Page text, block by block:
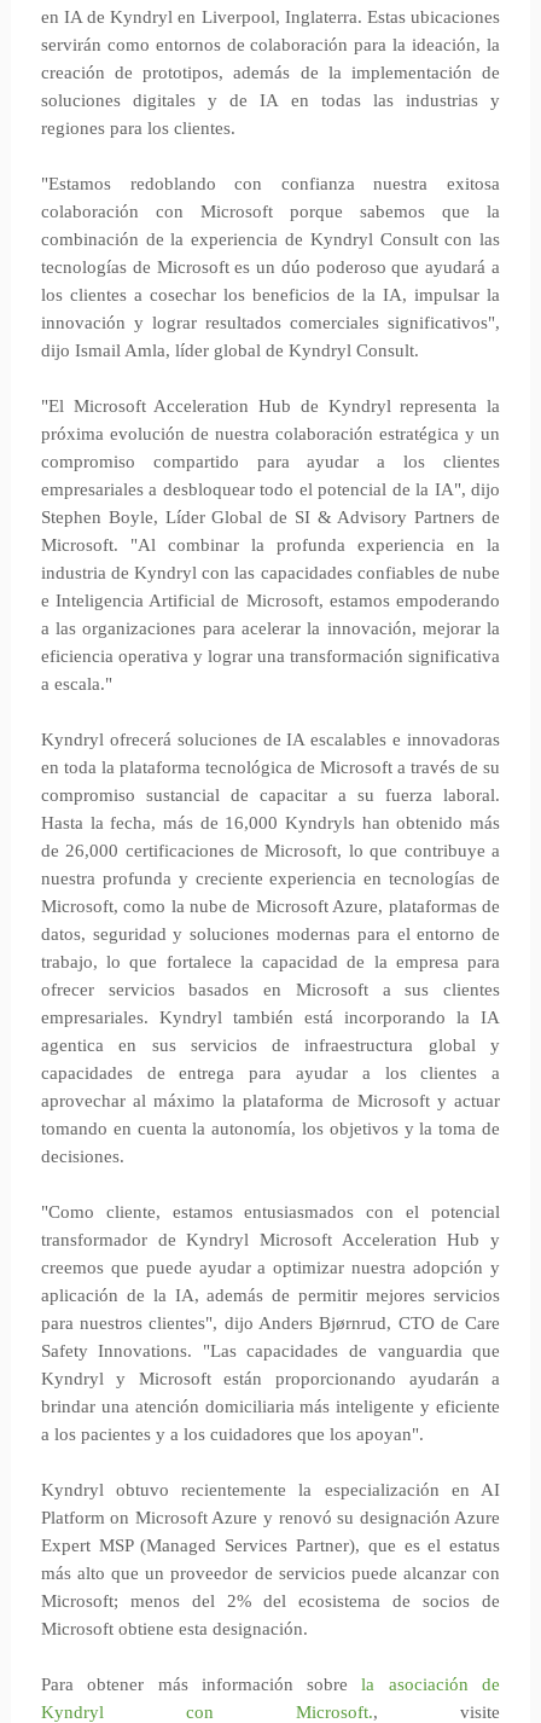
en IA de Kyndryl en Liverpool, Inglaterra. Estas ubicaciones
servirán como entornos de colaboración para la ideación, la
creación de prototipos, además de la implementación de
soluciones digitales y de IA en todas las industrias y
regiones para los clientes.
"Estamos redoblando con confianza nuestra exitosa
colaboración con Microsoft porque sabemos que la
combinación de la experiencia de Kyndryl Consult con las
tecnologías de Microsoft es un dúo poderoso que ayudará a
los clientes a cosechar los beneficios de la IA, impulsar la
innovación y lograr resultados comerciales significativos",
dijo Ismail Amla, líder global de Kyndryl Consult.
"El Microsoft Acceleration Hub de Kyndryl representa la
próxima evolución de nuestra colaboración estratégica y un
compromiso compartido para ayudar a los clientes
empresariales a desbloquear todo el potencial de la IA", dijo
Stephen Boyle, Líder Global de SI & Advisory Partners de
Microsoft. "Al combinar la profunda experiencia en la
industria de Kyndryl con las capacidades confiables de nube
e Inteligencia Artificial de Microsoft, estamos empoderando
a las organizaciones para acelerar la innovación, mejorar la
eficiencia operativa y lograr una transformación significativa
a escala."
Kyndryl ofrecerá soluciones de IA escalables e innovadoras
en toda la plataforma tecnológica de Microsoft a través de su
compromiso sustancial de capacitar a su fuerza laboral.
Hasta la fecha, más de 16,000 Kyndryls han obtenido más
de 26,000 certificaciones de Microsoft, lo que contribuye a
nuestra profunda y creciente experiencia en tecnologías de
Microsoft, como la nube de Microsoft Azure, plataformas de
datos, seguridad y soluciones modernas para el entorno de
trabajo, lo que fortalece la capacidad de la empresa para
ofrecer servicios basados en Microsoft a sus clientes
empresariales. Kyndryl también está incorporando la IA
agentica en sus servicios de infraestructura global y
capacidades de entrega para ayudar a los clientes a
aprovechar al máximo la plataforma de Microsoft y actuar
tomando en cuenta la autonomía, los objetivos y la toma de
decisiones.
"Como cliente, estamos entusiasmados con el potencial
transformador de Kyndryl Microsoft Acceleration Hub y
creemos que puede ayudar a optimizar nuestra adopción y
aplicación de la IA, además de permitir mejores servicios
para nuestros clientes", dijo Anders Bjørnrud, CTO de Care
Safety Innovations. "Las capacidades de vanguardia que
Kyndryl y Microsoft están proporcionando ayudarán a
brindar una atención domiciliaria más inteligente y eficiente
a los pacientes y a los cuidadores que los apoyan".
Kyndryl obtuvo recientemente la especialización en AI
Platform on Microsoft Azure y renovó su designación Azure
Expert MSP (Managed Services Partner), que es el estatus
más alto que un proveedor de servicios puede alcanzar con
Microsoft; menos del 2% del ecosistema de socios de
Microsoft obtiene esta designación.
Para obtener más información sobrela asociación de
Kyndryl con Microsoft., visite